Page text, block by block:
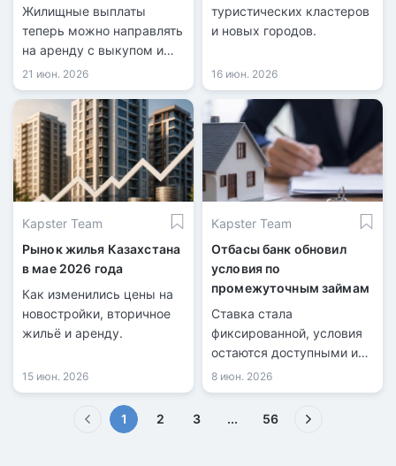
Жилищные выплаты
теперь можно направлять
на аренду с выкупом и
участие в долевом
строительстве.
21 июн. 2026
туристических кластеров
и новых городов.
16 июн. 2026
Kapster Team
Рынок жилья Казахстана
в мае 2026 года
Как изменились цены на
новостройки, вторичное
жильё и аренду.
15 июн. 2026
Kapster Team
Отбасы банк обновил
условия по
промежуточным займам
Ставка стала
фиксированной, условия
остаются доступными и
прозрачными для
клиентов.
8 июн. 2026
1 (текущая)
2 3 ... 56